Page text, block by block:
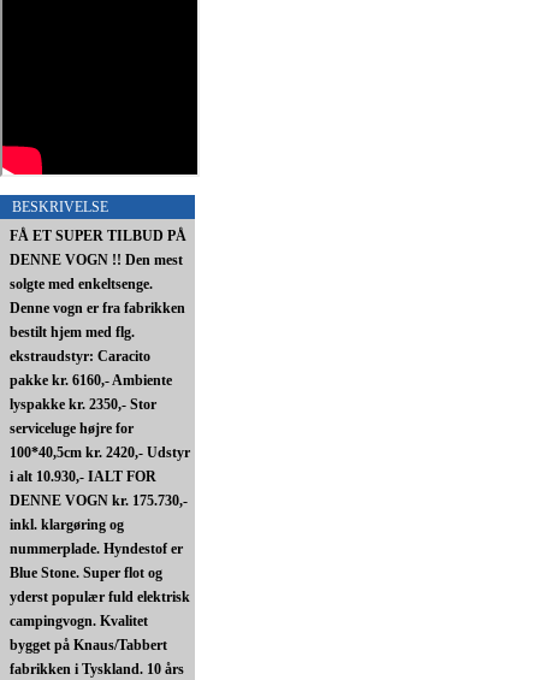
BESKRIVELSE
FÅ ET SUPER TILBUD PÅ
DENNE VOGN !! Den mest
solgte med enkeltsenge.
Denne vogn er fra fabrikken
bestilt hjem med flg.
ekstraudstyr: Caracito
pakke kr. 6160,- Ambiente
lyspakke kr. 2350,- Stor
serviceluge højre for
100*40,5cm kr. 2420,- Udstyr
i alt 10.930,- IALT FOR
DENNE VOGN kr. 175.730,-
inkl. klargøring og
nummerplade. Hyndestof er
Blue Stone. Super flot og
yderst populær fuld elektrisk
campingvogn. Kvalitet
bygget på Knaus/Tabbert
fabrikken i Tyskland. 10 års